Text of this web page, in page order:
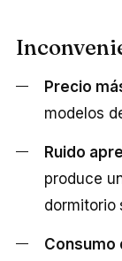
Precio
modelos
Ruido
produce
dormitorio
Consumo